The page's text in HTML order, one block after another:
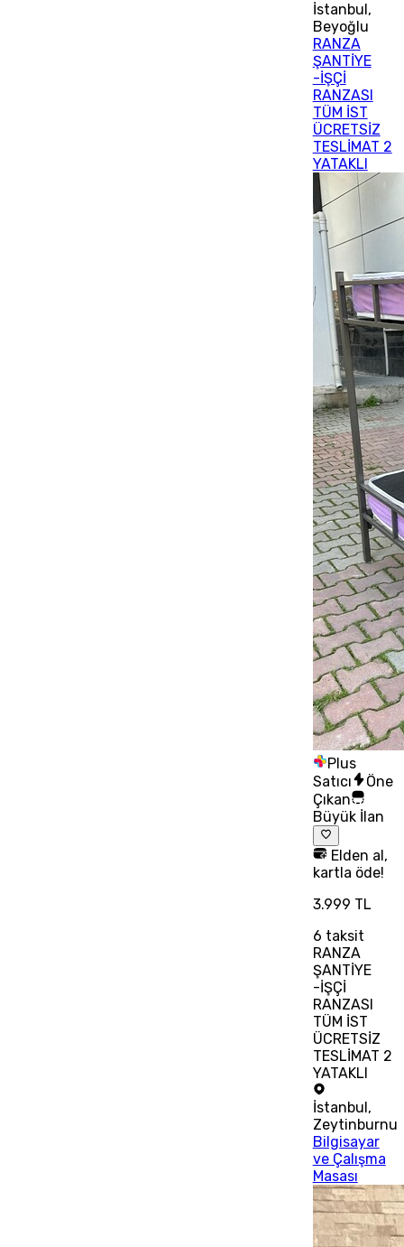
İstanbul ,
Beyoğlu
RANZA
ŞANTİYE
-İŞÇİ
RANZASI
TÜM İST
ÜCRETSİZ
TESLİMAT 2
YATAKLI
Plus
Satıcı
Öne
Çıkan
Büyük İlan
Elden al,
kartla öde!
3.999 TL
6 taksit
RANZA
ŞANTİYE
-İŞÇİ
RANZASI
TÜM İST
ÜCRETSİZ
TESLİMAT 2
YATAKLI
İstanbul,
Zeytinburnu
Bilgisayar
ve Çalışma
Masası